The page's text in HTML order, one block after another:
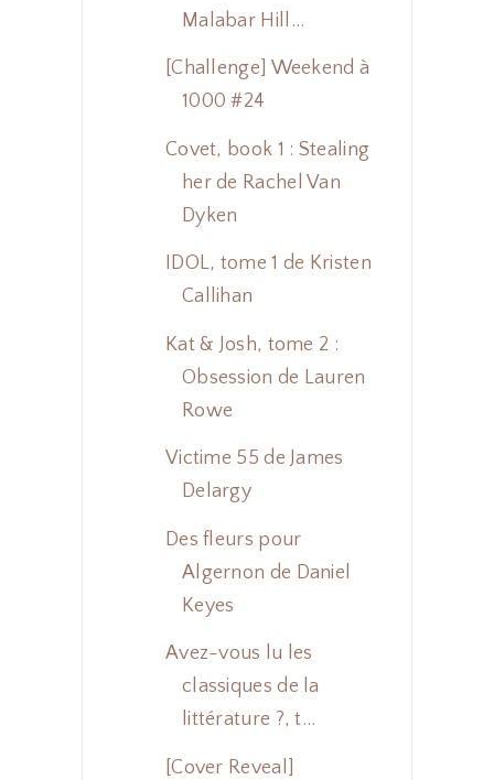
Malabar Hill...
[Challenge] Weekend à
1000 #24
Covet, book 1 : Stealing
her de Rachel Van
Dyken
IDOL, tome 1 de Kristen
Callihan
Kat & Josh, tome 2 :
Obsession de Lauren
Rowe
Victime 55 de James
Delargy
Des fleurs pour
Algernon de Daniel
Keyes
Avez-vous lu les
classiques de la
littérature ?, t...
[Cover Reveal]